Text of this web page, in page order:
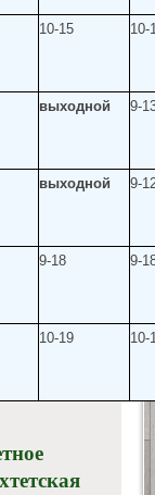
10-15 10-
выходной 9-
выходной 9-
9-18 9-
10-19 10-